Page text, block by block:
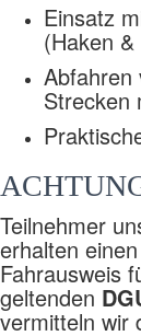
Einsatz
(Haken
Abfahren
Strecken
Teilnehmer
erhalten
Fahrausweis
geltenden
vermitteln wir